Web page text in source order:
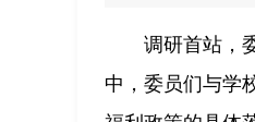
调研首站，
中，委员们与学